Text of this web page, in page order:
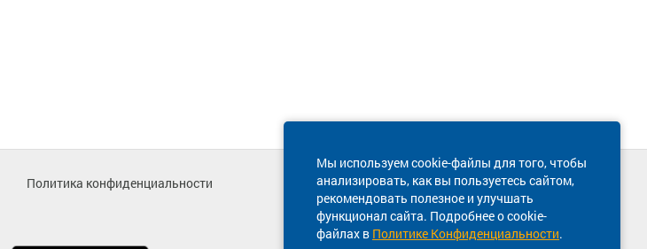
Мы используем cookie-файлы для того, чтобы
анализировать, как вы пользуетесь сайтом,
рекомендовать полезное и улучшать
функционал сайта. Подробнее о cookie-
файлах в Политике Конфиденциальности.
Политика конфиденциальности
Техническая поддержка сайта
8 800 600-03-38